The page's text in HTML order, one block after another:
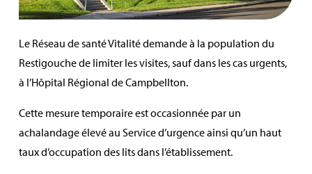
Le Réseau de santé Vitalité demande à la population du
Restigouche de limiter les visites, sauf dans les cas urgents,
à l’Hôpital Régional de Campbellton.
Cette mesure temporaire est occasionnée par un
achalandage élevé au Service d’urgence ainsi qu’un haut
taux d’occupation des lits dans l’établissement.